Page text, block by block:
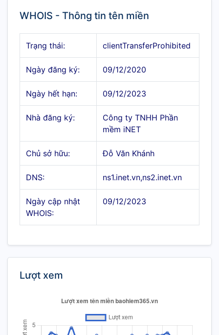
WHOIS - Thông tin tên miền
Trạng thái: clientTransferProhibited
Ngày đăng ký: 09/12/2020
Ngày hết hạn: 09/12/2023
Nhà đăng ký:
Công ty TNHH Phần
mềm iNET
Chủ sở hữu: Đỗ Văn Khánh
DNS: ns1.inet.vn,ns2.inet.vn
Ngày cập nhật
WHOIS:
09/12/2023
Lượt xem